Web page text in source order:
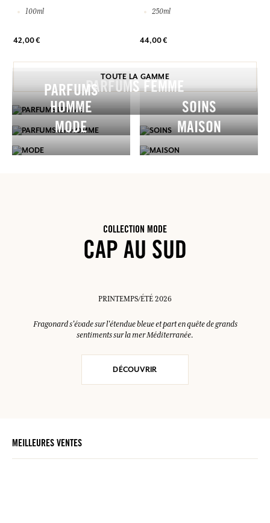
100ml
42,00 €
250ml
44,00 €
TOUTE LA GAMME
PARFUMS FEMME
PARFUMS
HOMME
SOINS
MODE
MAISON
COLLECTION MODE
CAP AU SUD
PRINTEMPS/ÉTÉ 2026
Fragonard s'évade sur l'étendue bleue et part en quête de grands
sentiments sur la mer Méditerranée.
DÉCOUVRIR
MEILLEURES VENTES